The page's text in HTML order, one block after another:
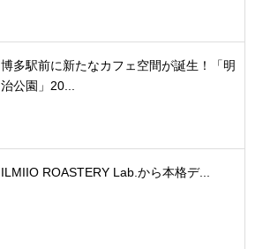
博多駅前に新たなカフェ空間が誕生！「明
治公園」20...
ILMIIO ROASTERY Lab.から本格デ...